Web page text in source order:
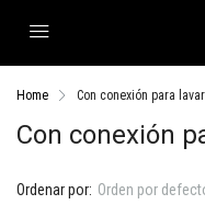
Home Con conexión para
Con conexión
Ordenar por: Orden por